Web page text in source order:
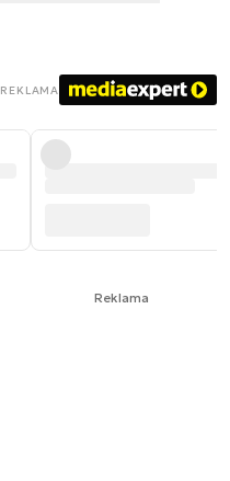
REKLAMA
Reklama